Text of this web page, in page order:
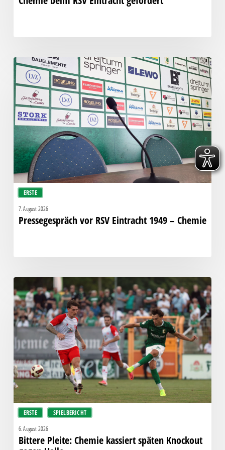
ERSTE
Pressegespräch
RSV
Eintracht
1949
–
Chemie
7. August 2026
Pressegespräch vor RSV Eintracht 1949 – Chemie
ERSTE SPIELBERICHT
Pleite:
Chemie
kassiert
späten
Knockout
gegen
Halle
6. August 2026
Bittere Pleite: Chemie kassiert späten Knockout